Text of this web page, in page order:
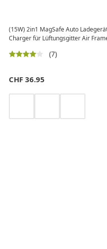
(15W) 2in1 MagSafe Auto
Charger für Lüftungsgitter Air
(7)
CHF 36.95